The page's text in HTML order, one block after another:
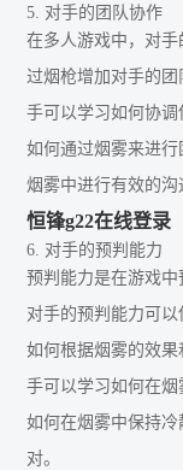
5. 对手的团队协作
在多人游戏中，对
过烟枪增加对手的
手可以学习如何协
如何通过烟雾来进
烟雾中进行有效的沟
恒锋g22在线登录
6. 对手的预判能力
预判能力是在游戏
对手的预判能力可
如何根据烟雾的效
手可以学习如何在
如何在烟雾中保持
对。